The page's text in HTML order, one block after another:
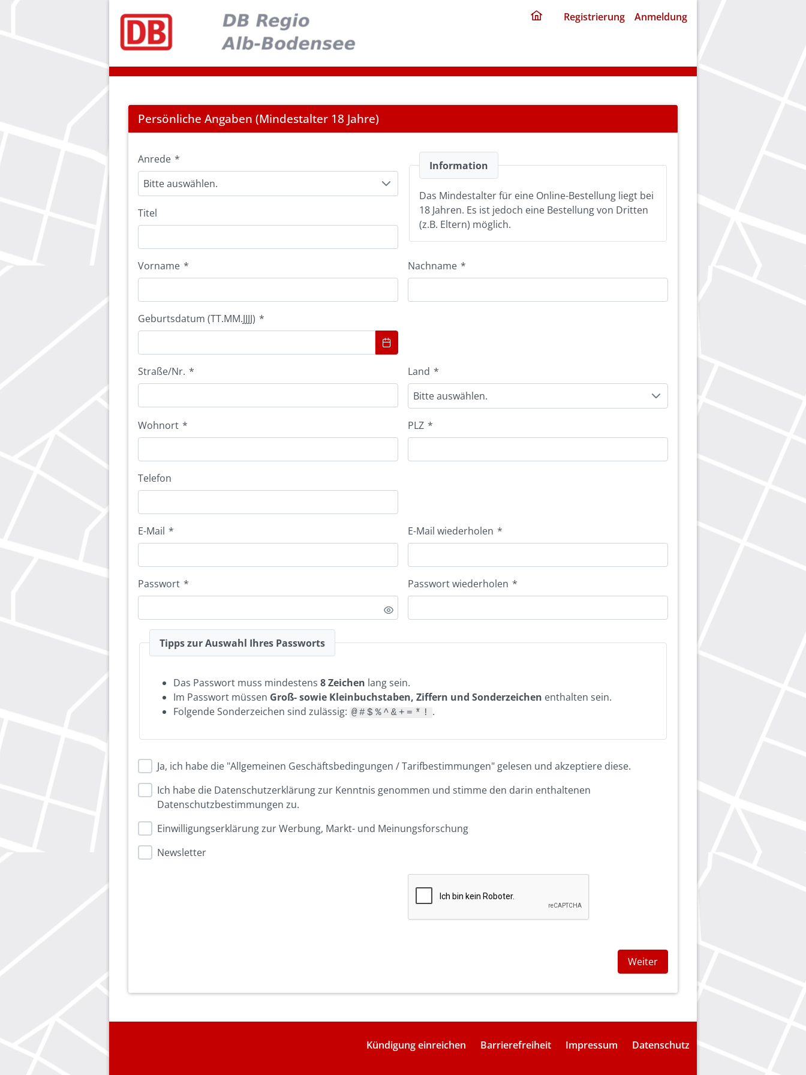
Registrierung Anmeldung
Registration
Persönliche Angaben (Mindestalter 18 Jahre)
Anrede *
Bitte auswählen.
Titel
Information
Das Mindestalter für eine Online-Bestellung liegt bei
18 Jahren. Es ist jedoch eine Bestellung von Dritten
(z.B. Eltern) möglich.
Vorname * Nachname *
Geburtsdatum (TT.MM.JJJJ) *
Straße/Nr. * Land *
Bitte auswählen.
Wohnort * PLZ *
Telefon
E-Mail * E-Mail wiederholen *
Passwort * Passwort wiederholen *
Tipps zur Auswahl Ihres Passworts
Das Passwort muss mindestens 8 Zeichen lang sein.
Im Passwort müssen Groß- sowie Kleinbuchstaben, Ziffern und Sonderzeichen enthalten sein.
Folgende Sonderzeichen sind zulässig: @#$%^&+=*! .
Ja, ich habe die "Allgemeinen Geschäftsbedingungen / Tarifbestimmungen" gelesen und akzeptiere diese.
Ich habe die Datenschutzerklärung zur Kenntnis genommen und stimme den darin enthaltenen
Datenschutzbestimmungen zu.
Einwilligungserklärung zur Werbung, Markt- und Meinungsforschung
Newsletter
Weiter
Kündigung einreichen Barrierefreiheit Impressum Datenschutz